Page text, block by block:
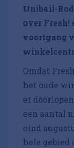
Unibail-
over Fresh!
voortgang
Omdat
het oude
er
een aantal
eind
hele gebied